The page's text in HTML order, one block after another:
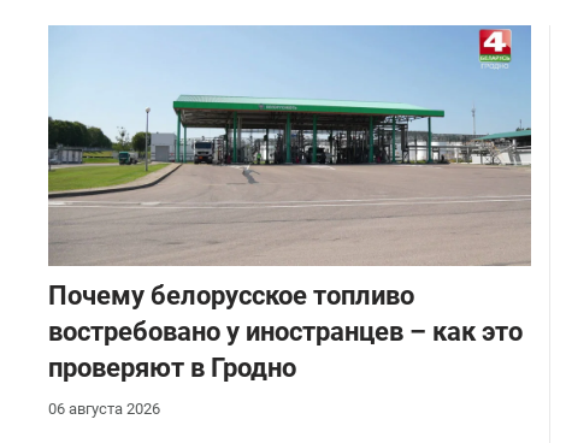
Почему белорусское топливо
востребовано у иностранцев – как это
проверяют в Гродно
06 августа 2026